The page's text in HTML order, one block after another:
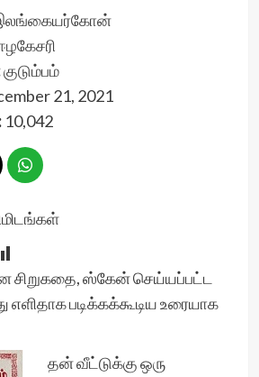
குடும்பம்
21, 2021
10,042
சிறுகதை, ஸ்கேன் செய்யப்பட்ட
எளிதாக படிக்கக்கூடிய உரையாக
தன் வீட்டுக்கு ஒரு